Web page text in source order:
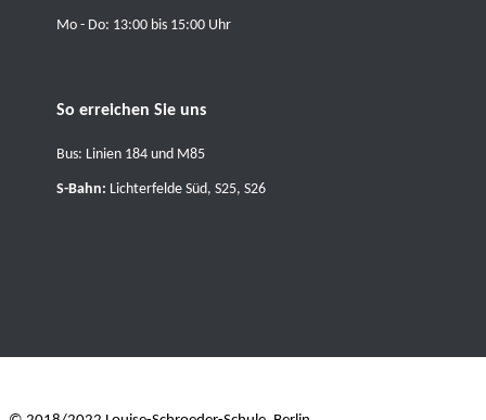
Mo - Do: 13:00 bis 15:00 Uhr
So erreichen Sie uns
Bus: Linien 184 und M85
S-Bahn: Lichterfelde Süd, S25, S26